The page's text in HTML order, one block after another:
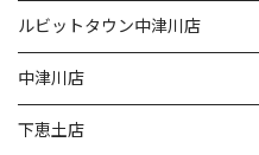
ルビットタウン中津川店
中津川店
下恵土店